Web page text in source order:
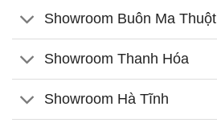
Showroom Buôn Ma Thuột
Showroom Thanh Hóa
Showroom Hà Tĩnh